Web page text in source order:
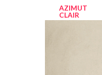
AZIMUT
CLAIR